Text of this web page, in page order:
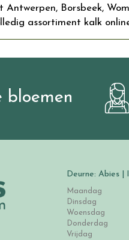
Antwerpen, Borsbeek,
assortiment kalk
bloemen
Deurne: Abies |
Maandag
Dinsdag
Woensdag
Donderdag
Vrijdag